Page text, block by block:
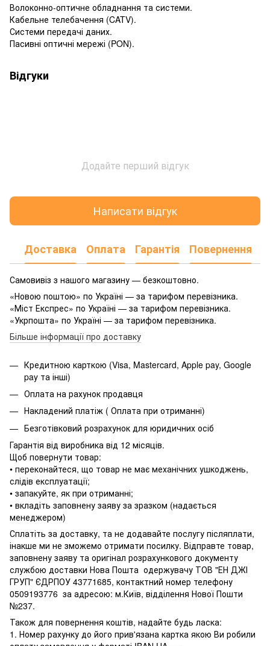
Волоконно-оптичне обладнання та системи.
Кабельне телебачення (CATV).
Системи передачі даних.
Пасивні оптичні мережі (PON).
Відгуки
Додайте перший відгук
Написати відгук
Доставка Оплата Гарантія Повернення
Самовивіз з нашого магазину — безкоштовно.
«Новою поштою» по Україні — за тарифом перевізника.
«Міст Експрес» по Україні — за тарифом перевізника.
«Укрпошта» по Україні — за тарифом перевізника.
Більше інформації про доставку
Кредитною карткою (Visa, Mastercard, Apple pay, Google
pay та інші)
Оплата на рахунок продавця
Накладений платіж ( Оплата при отриманні)
Безготівковий розрахунок для юридичних осіб
Гарантія від виробника від 12 місяців.
Щоб повернути товар:
• переконайтеся, що товар не має механічних ушкоджень,
слідів експлуатації;
• запакуйте, як при отриманні;
• вкладіть заповнену заяву за зразком (надається
менеджером)
Сплатіть за доставку, та не додавайте послугу післяплати,
інакше ми не зможемо отримати посилку. Відправте товар,
заповнену заяву та оригінал розрахункового документу
службою доставки Нова Пошта одержувачу ТОВ "ЕН ДЖІ
ГРУП" ЄДРПОУ 43771685, контактний номер телефону
0509193776 за адресою: м.Київ, відділення Нової Пошти
№237.
Також для повернення коштів, надайте будь ласка:
1. Номер рахунку до його прив'язана картка якою Ви робили